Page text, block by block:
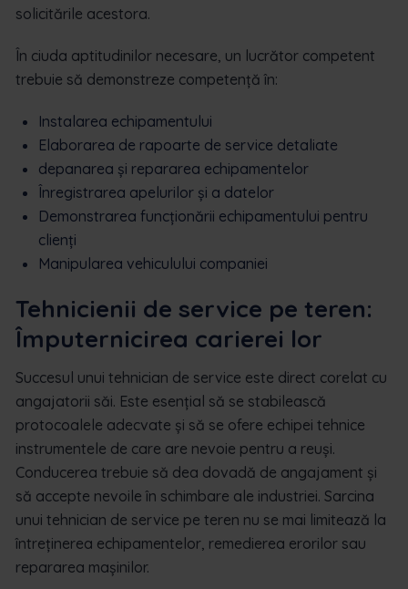
solicitările acestora.
În ciuda aptitudinilor necesare, un lucrător competent
trebuie să demonstreze competență în:
Instalarea echipamentului
Elaborarea de rapoarte de service detaliate
depanarea și repararea echipamentelor
Înregistrarea apelurilor și a datelor
Demonstrarea funcționării echipamentului pentru
clienți
Manipularea vehiculului companiei
Tehnicienii de service pe teren:
Împuternicirea carierei lor
Succesul unui tehnician de service este direct corelat cu
angajatorii săi. Este esențial să se stabilească
protocoalele adecvate și să se ofere echipei tehnice
instrumentele de care are nevoie pentru a reuși.
Conducerea trebuie să dea dovadă de angajament și
să accepte nevoile în schimbare ale industriei. Sarcina
unui tehnician de service pe teren nu se mai limitează la
întreținerea echipamentelor, remedierea erorilor sau
repararea mașinilor.